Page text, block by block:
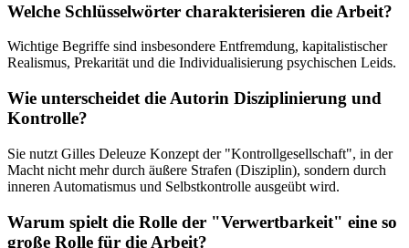
Welche Schlüsselwörter charakterisieren die Arbeit?
Wichtige Begriffe sind insbesondere Entfremdung, kapitalistischer
Realismus, Prekarität und die Individualisierung psychischen Leids.
Wie unterscheidet die Autorin Disziplinierung und
Kontrolle?
Sie nutzt Gilles Deleuze Konzept der "Kontrollgesellschaft", in der
Macht nicht mehr durch äußere Strafen (Disziplin), sondern durch
inneren Automatismus und Selbstkontrolle ausgeübt wird.
Warum spielt die Rolle der "Verwertbarkeit" eine so
große Rolle für die Arbeit?